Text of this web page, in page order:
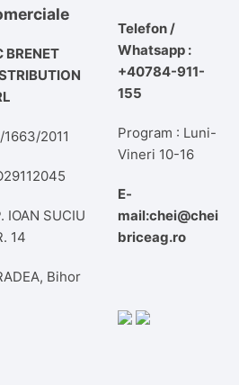
BRENET
2011
IOAN SUCIU
14
Bihor
Telefon /
Whatsapp :
+40784-911-
155
Program : Luni-
Vineri 10-16
E-
mail:chei@chei
briceag.ro